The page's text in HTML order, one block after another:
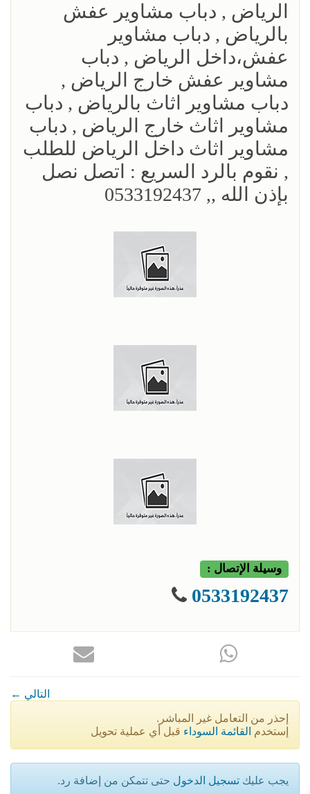
الرياض , دباب مشاوير عفش
بالرياض , دباب مشاوير
عفش،داخل الرياض , دباب
مشاوير عفش خارج الرياض ,
دباب مشاوير اثاث بالرياض , دباب
مشاوير اثاث خارج الرياض , دباب
مشاوير اثاث داخل الرياض للطلب
, نقوم بالرد السريع : اتصل نصل
بإذن الله ,, 0533192437
وسيلة الإتصال :
0533192437
← التالي
إحذر من التعامل غير المباشر.
إستخدم القائمة السوداء قبل أي عملية تحويل
يجب عليك تسجيل الدخول حتى تتمكن من إضافة رد.